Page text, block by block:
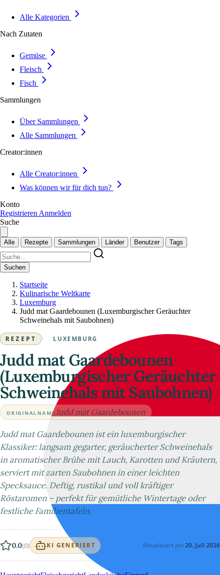
Alle Kategorien
Nach Zutaten
Gemüse
Fleisch
Fisch
Sammlungen
Über Sammlungen
Alle Sammlungen
Creator:innen
Alle Creator:innen
Was können wir für dich tun?
Konto
Registrieren Anmelden
Suche
Alle Rezepte Sammlungen Länder Benutzer Tags
Suchen
Startseite
Kulinarische Weltkarte
Luxemburg
Judd mat Gaardebounen (Luxemburgischer Geräuchter
Schweinehals mit Saubohnen)
REZEPT · LUXEMBURG
Judd mat Gaardebounen
(Luxemburgischer Geräuchter
Schweinehals mit Saubohnen)
ORIGINALNAMEJudd mat Gaardebounen
Judd mat Gaardebounen ist ein luxemburgischer
Klassiker: langsam gegarter, geräucherter Schweinehals
in aromatischer Brühe mit Lauch, Karotten und Kräutern,
serviert mit zarten Saubohnen in einer leichten
Specksauce. Deftig, rustikal und voll kräftiger
Röstaromen – perfekt für gemütliche Wintertage oder
festliche Familientafeln.
0.0(0) KI GENERIERT Aktualisiert am 20. Juli 2026